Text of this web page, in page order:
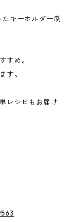
キーホルダー制
すめ。
す。
レシピもお届け